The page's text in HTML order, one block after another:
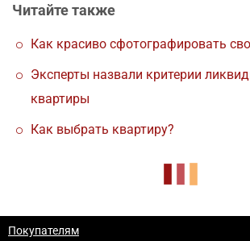
Читайте также
Как красиво сфотографировать
Эксперты назвали критерии
квартиры
Как выбрать квартиру?
Покупателям